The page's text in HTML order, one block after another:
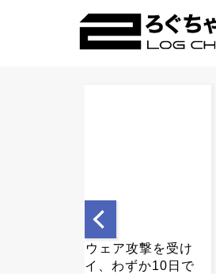
女だから風呂2日入ってなく
ても意外と臭くならないん